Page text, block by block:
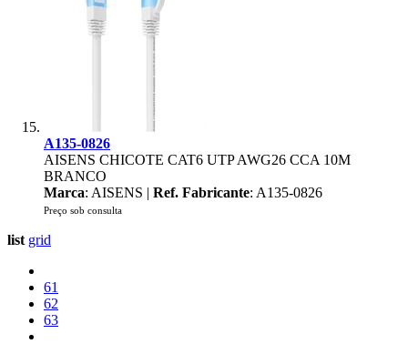
A135-0826
AISENS CHICOTE CAT6 UTP AWG26 CCA 10M
BRANCO
Marca: AISENS | Ref. Fabricante: A135-0826
Preço sob consulta
list grid
61
62
63